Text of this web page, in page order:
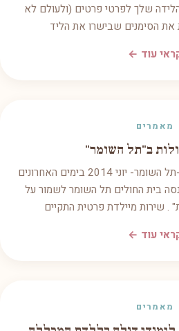
שלך לפרטי פרטים (ולעולם לא
את הסימנים שבישרו את הליד
עוד ←
מאמרים
ב"תל השומר"
משבר הדולות בבית חולים -תל השומר- יוני 2014 בימים האחרונים
בית החולים תל השומר לשמור על
. שירות מיילדת פרטית התקיים
עוד ←
מאמרים